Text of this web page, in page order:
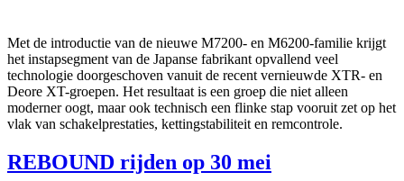
Met de introductie van de nieuwe M7200- en M6200-familie krijgt
het instapsegment van de Japanse fabrikant opvallend veel
technologie doorgeschoven vanuit de recent vernieuwde XTR- en
Deore XT-groepen. Het resultaat is een groep die niet alleen
moderner oogt, maar ook technisch een flinke stap vooruit zet op het
vlak van schakelprestaties, kettingstabiliteit en remcontrole.
REBOUND rijden op 30 mei